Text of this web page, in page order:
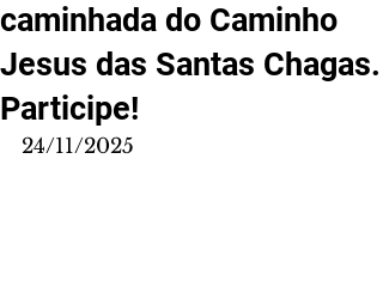
caminhada do Caminho
Jesus das Santas Chagas.
Participe!
24/11/2025